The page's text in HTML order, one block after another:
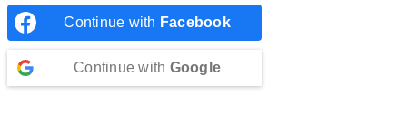
Continue with Facebook
Continue with Google